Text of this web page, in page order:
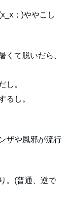
；)ややこし
くて脱いだら、
し。
るし。
ザや風邪が流行
。(普通、逆で